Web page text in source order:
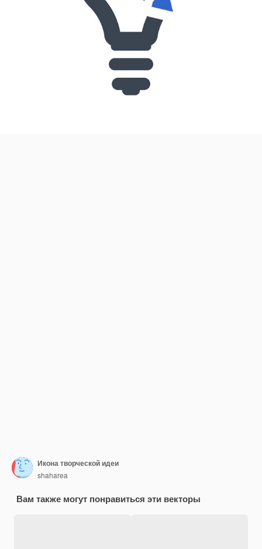
Икона творческой идеи
shaharea
Вам также могут понравиться эти векторы